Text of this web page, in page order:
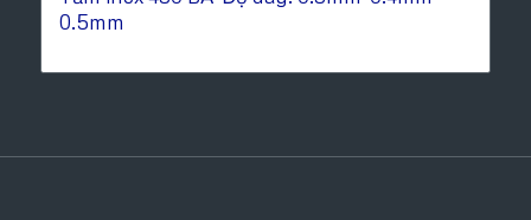
0.5mm